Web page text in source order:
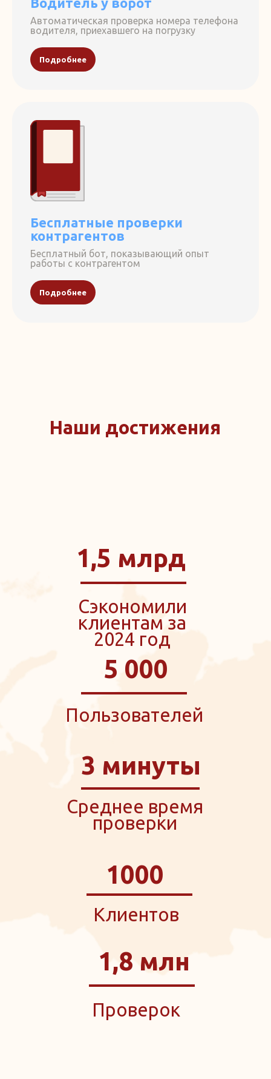
Автоматическая проверка номера телефона
водителя, приехавшего на погрузку
Подробнее
Бесплатные проверки
контрагентов
Бесплатный бот, показывающий опыт
работы с контрагентом
Подробнее
1,5 млрд
Сэкономили
клиентам за
2024 год
1,8 млн
3 минуты
Среднее время
проверки
Пользователей
1000
Клиентов